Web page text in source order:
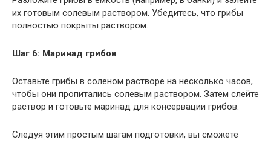
их готовым солевым раствором. Убедитесь, что грибы
полностью покрыты раствором.
Шаг 6: Маринад грибов
Оставьте грибы в соленом растворе на несколько часов,
чтобы они пропитались солевым раствором. Затем слейте
раствор и готовьте маринад для консервации грибов.
Следуя этим простым шагам подготовки, вы сможете